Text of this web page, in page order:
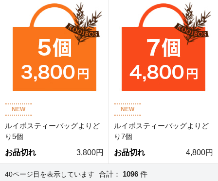
NEW
ルイボスティーバッグよりど
り5個
お品切れ
3,800円
NEW
ルイボスティーバッグよりど
り7個
お品切れ
4,800円
40ページ目を表示しています 合計： 1096 件